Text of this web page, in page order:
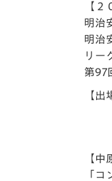
【２
明治
明治
リ
第
【出
【中
「